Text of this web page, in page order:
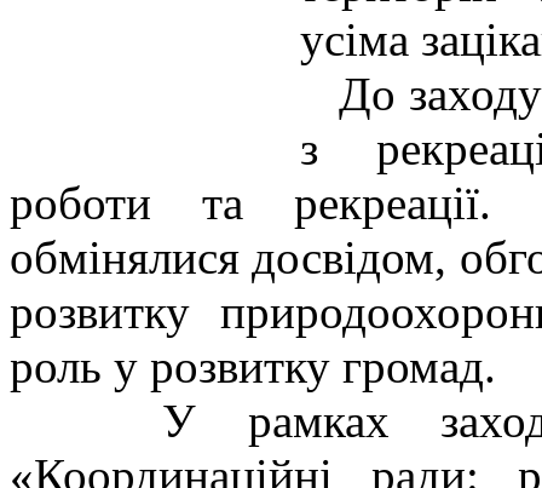
усіма
До заходу
з
роботи та рекреації.
обмінялися досвідом,
розвитку
роль у розвитку громад.
У рамках заходу
«Координаційні ради: